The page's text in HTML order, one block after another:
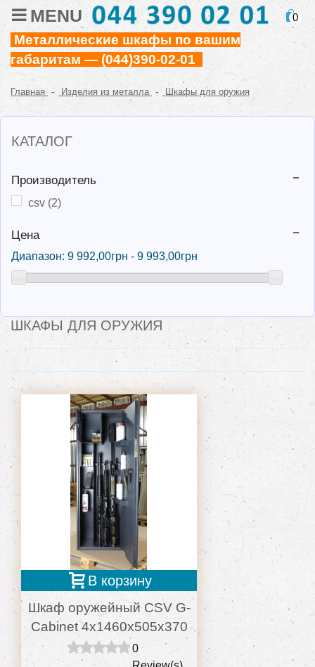
MENU 0
Металлические шкафы по вашим
габаритам — (044)390-02-01
Главная - Изделия из металла - Шкафы для оружия
КАТАЛОГ
Производитель
csv (2)
Цена
Диапазон: 9 992,00грн - 9 993,00грн
ШКАФЫ ДЛЯ ОРУЖИЯ
В корзину
Шкаф оружейный CSV G-
Cabinet 4x1460x505x370
0